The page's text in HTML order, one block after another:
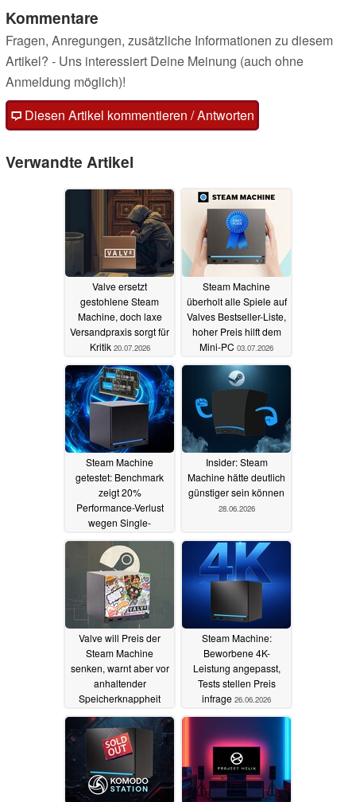
Kommentare
Fragen, Anregungen, zusätzliche Informationen zu diesem
Artikel? - Uns interessiert Deine Meinung (auch ohne
Anmeldung möglich)!
Diesen Artikel kommentieren / Antworten
Verwandte Artikel
Valve ersetzt
gestohlene Steam
Machine, doch laxe
Versandpraxis sorgt für
Kritik 20.07.2026
Steam Machine
überholt alle Spiele auf
Valves Bestseller-Liste,
hoher Preis hilft dem
Mini-PC 03.07.2026
Steam Machine
getestet: Benchmark
zeigt 20%
Performance-Verlust
wegen Single-
30.06.2026
Insider: Steam
Machine hätte deutlich
günstiger sein können
28.06.2026
Valve will Preis der
Steam Machine
senken, warnt aber vor
anhaltender
Speicherknappheit
26.06.2026
Steam Machine:
Beworbene 4K-
Leistung angepasst,
Tests stellen Preis
infrage 26.06.2026